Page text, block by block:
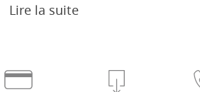
Lire la suite